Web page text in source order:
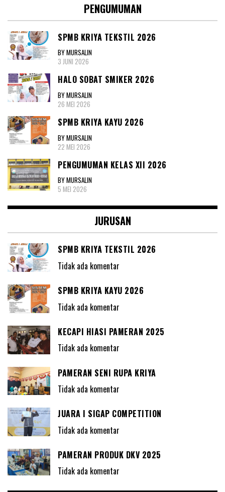
PENGUMUMAN
SPMB KRIYA TEKSTIL 2026
BY MURSALIN
3 JUNI 2026
HALO SOBAT SMIKER 2026
BY MURSALIN
26 MEI 2026
SPMB KRIYA KAYU 2026
BY MURSALIN
22 MEI 2026
PENGUMUMAN KELAS XII 2026
BY MURSALIN
5 MEI 2026
JURUSAN
SPMB KRIYA TEKSTIL 2026
Tidak ada komentar
SPMB KRIYA KAYU 2026
Tidak ada komentar
KECAPI HIASI PAMERAN 2025
Tidak ada komentar
PAMERAN SENI RUPA KRIYA
Tidak ada komentar
JUARA I SIGAP COMPETITION
Tidak ada komentar
PAMERAN PRODUK DKV 2025
Tidak ada komentar